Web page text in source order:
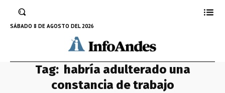
SÁBADO 8 DE AGOSTO DEL 2026
Tag: habría adulterado una
constancia de trabajo